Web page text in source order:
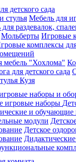
детского сада
стулья Мебель для
раздевалок,
Мольберты Игровые
комплексы
мебель "Хохлома"
для детского сада
Кузя
наборы и
игровые наборы
и обучающие
модули
Детское